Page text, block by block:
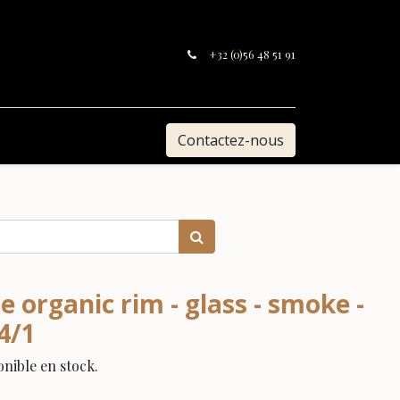
+32 (0)56 48 51 91
Contactez-nous
organic rim - glass - smoke -
1
en stock.